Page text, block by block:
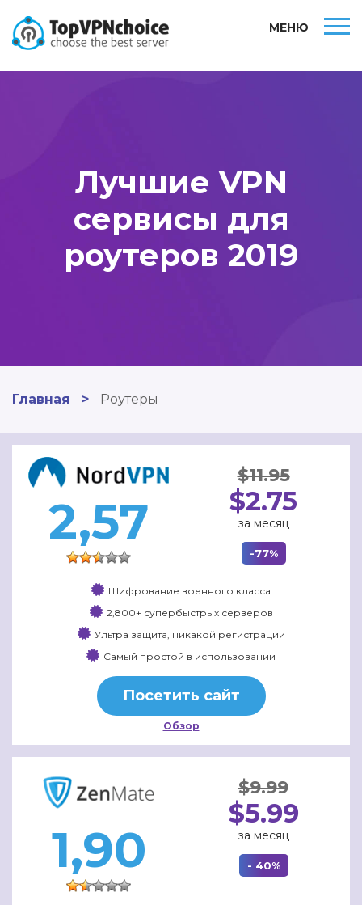
МЕНЮ
Лучшие VPN
сервисы для
роутеров 2019
Главная > Роутеры
2,57
$11.95
$2.75
за месяц
-77%
Шифрование военного класса
2,800+ супербыстрых серверов
Ультра защита, никакой регистрации
Самый простой в использовании
Посетить сайт
Обзор
1,90
$9.99
$5.99
за месяц
- 40%